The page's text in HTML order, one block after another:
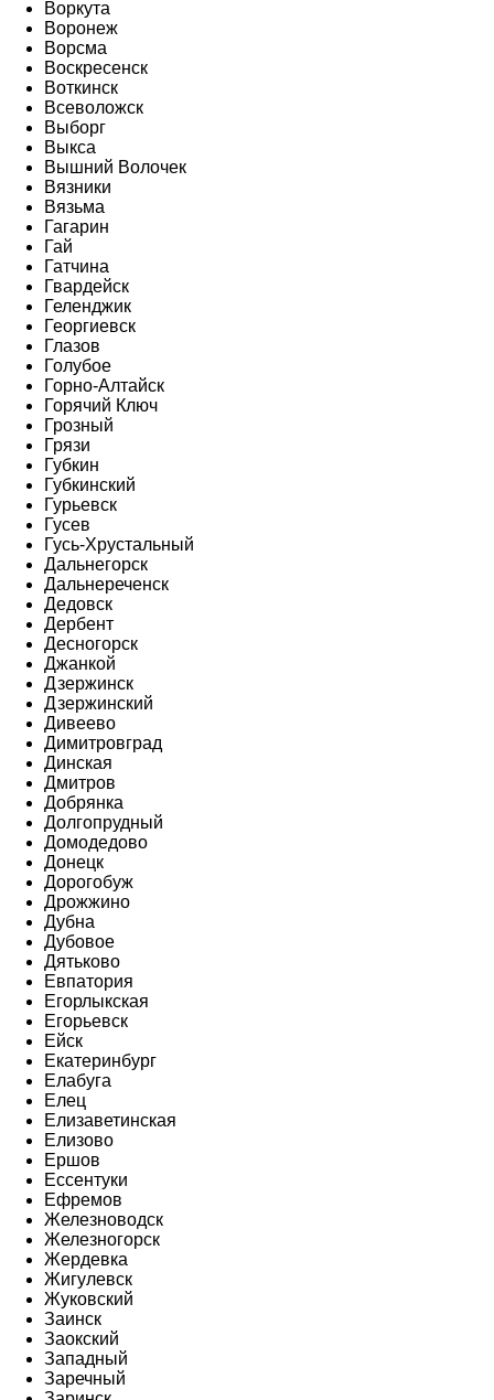
Воркута
Воронеж
Ворсма
Воскресенск
Воткинск
Всеволожск
Выборг
Выкса
Вышний Волочек
Вязники
Вязьма
Гагарин
Гай
Гатчина
Гвардейск
Геленджик
Георгиевск
Глазов
Голубое
Горно-Алтайск
Горячий Ключ
Грозный
Грязи
Губкин
Губкинский
Гурьевск
Гусев
Гусь-Хрустальный
Дальнегорск
Дальнереченск
Дедовск
Дербент
Десногорск
Джанкой
Дзержинск
Дзержинский
Дивеево
Димитровград
Динская
Дмитров
Добрянка
Долгопрудный
Домодедово
Донецк
Дорогобуж
Дрожжино
Дубна
Дубовое
Дятьково
Евпатория
Егорлыкская
Егорьевск
Ейск
Екатеринбург
Елабуга
Елец
Елизаветинская
Елизово
Ершов
Ессентуки
Ефремов
Железноводск
Железногорск
Жердевка
Жигулевск
Жуковский
Заинск
Заокский
Западный
Заречный